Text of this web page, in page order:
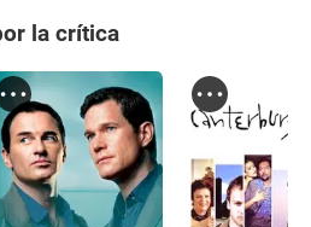
la crítica